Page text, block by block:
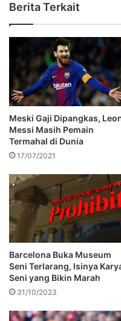
Berita Terkait
Meski Gaji Dipangkas,
Messi Masih Pemain
Termahal di Dunia
17/07/2021
Barcelona Buka Museum
Seni Terlarang, Isinya
Seni yang Bikin Marah
31/10/2023